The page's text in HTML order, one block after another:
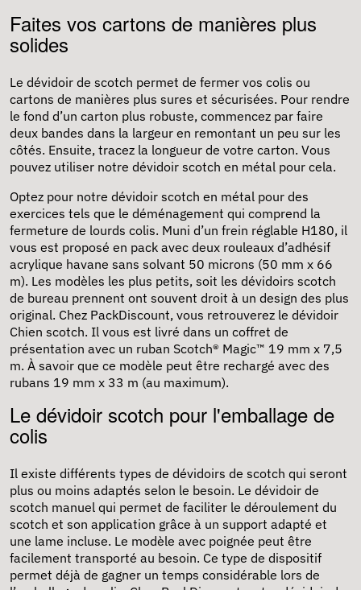
Faites vos cartons de manières plus
solides
Le dévidoir de scotch permet de fermer vos colis ou
cartons de manières plus sures et sécurisées. Pour rendre
le fond d’un carton plus robuste, commencez par faire
deux bandes dans la largeur en remontant un peu sur les
côtés. Ensuite, tracez la longueur de votre carton. Vous
pouvez utiliser notre dévidoir scotch en métal pour cela.
Optez pour notre dévidoir scotch en métal pour des
exercices tels que le déménagement qui comprend la
fermeture de lourds colis. Muni d’un frein réglable H180, il
vous est proposé en pack avec deux rouleaux d’adhésif
acrylique havane sans solvant 50 microns (50 mm x 66
m). Les modèles les plus petits, soit les dévidoirs scotch
de bureau prennent ont souvent droit à un design des plus
original. Chez PackDiscount, vous retrouverez le dévidoir
Chien scotch. Il vous est livré dans un coffret de
présentation avec un ruban Scotch® Magic™ 19 mm x 7,5
m. À savoir que ce modèle peut être rechargé avec des
rubans 19 mm x 33 m (au maximum).
Le dévidoir scotch pour l'emballage de
colis
Il existe différents types de dévidoirs de scotch qui seront
plus ou moins adaptés selon le besoin. Le dévidoir de
scotch manuel qui permet de faciliter le déroulement du
scotch et son application grâce à un support adapté et
une lame incluse. Le modèle avec poignée peut être
facilement transporté au besoin. Ce type de dispositif
permet déjà de gagner un temps considérable lors de